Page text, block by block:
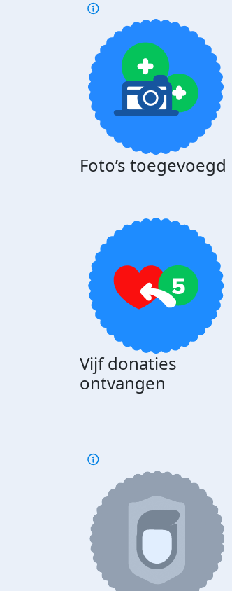
Foto’s toegevoegd
Vijf donaties
ontvangen